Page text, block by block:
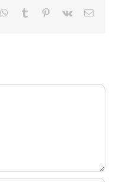
WhatsApp
Tumblr Pinterest
Vk
E-